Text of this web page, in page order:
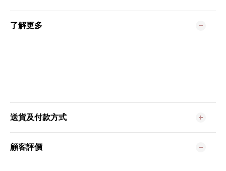
了解更多
送貨及付款方式
顧客評價